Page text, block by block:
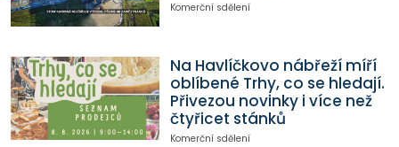
Komerční sdělení
Na Havlíčkovo nábřeží míří
oblíbené Trhy, co se hledají.
Přivezou novinky i více než
čtyřicet stánků
Komerční sdělení